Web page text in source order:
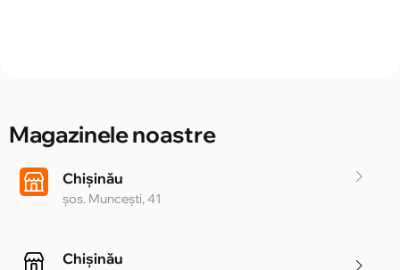
Magazinele noastre
Chișinău
șos. Muncești, 41
Chișinău